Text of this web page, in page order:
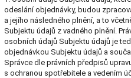
odeslání objednávky, budou
a jejího následného plnění, a to
Subjektu údajů z vadného plnění.
osobních údajů Subjektu údajů je
objednávkou Subjektu údajů a
Správce dle právních předpisů
s ochranou spotřebitele a vedením